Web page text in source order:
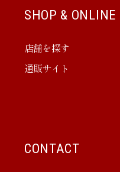
SHOP & ONLINE
店舗を探す
通販サイト
CONTACT